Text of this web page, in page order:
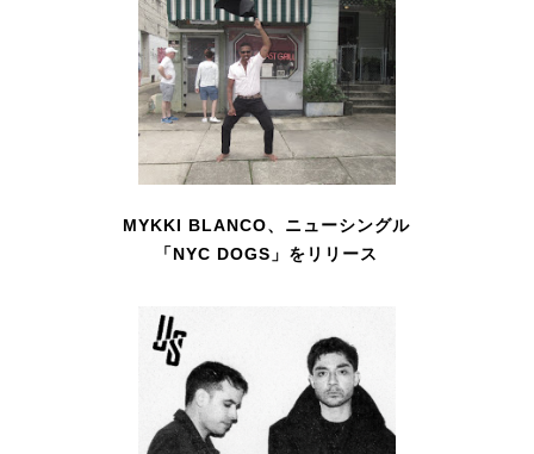
MYKKI BLANCO、ニューシングル
「NYC DOGS」をリリース